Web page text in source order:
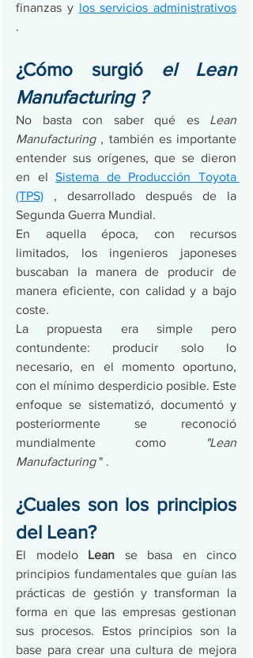
finanzas y los servicios administrativos
.
¿Cómo surgió el Lean
Manufacturing ?
No basta con saber qué es Lean
Manufacturing , también es importante
entender sus orígenes, que se dieron
en el Sistema de Producción Toyota
(TPS) , desarrollado después de la
Segunda Guerra Mundial.
En aquella época, con recursos
limitados, los ingenieros japoneses
buscaban la manera de producir de
manera eficiente, con calidad y a bajo
coste.
La propuesta era simple pero
contundente: producir solo lo
necesario, en el momento oportuno,
con el mínimo desperdicio posible. Este
enfoque se sistematizó, documentó y
posteriormente se reconoció
mundialmente como
"Lean
Manufacturing " .
¿Cuales son los principios
del Lean?
El modelo Lean se basa en cinco
principios fundamentales que guían las
prácticas de gestión y transforman la
forma en que las empresas gestionan
sus procesos. Estos principios son la
base para crear una cultura de mejora